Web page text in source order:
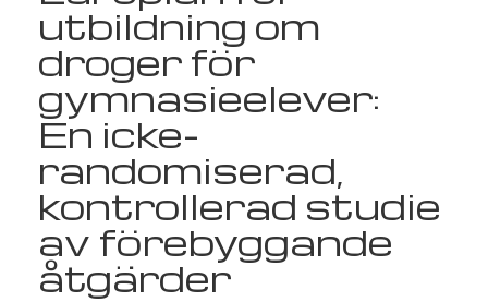
utbildning om
droger för
gymnasieelever:
En icke-
randomiserad,
kontrollerad studie
av förebyggande
åtgärder